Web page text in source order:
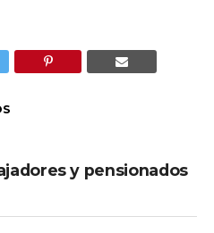
y pensionados